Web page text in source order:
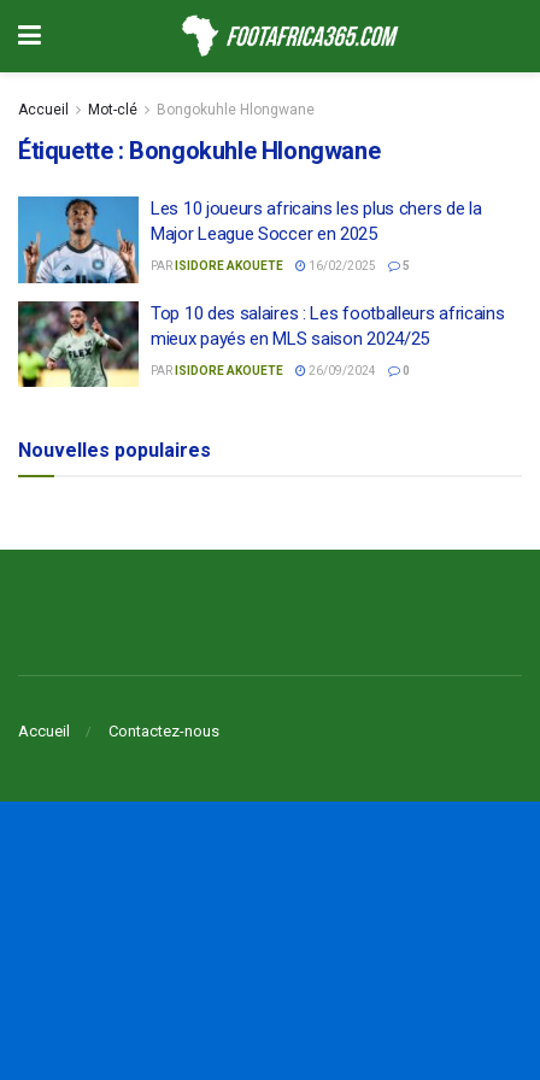
Accueil Mot-clé Bongokuhle Hlongwane
Étiquette : Bongokuhle Hlongwane
Les 10 joueurs africains les plus chers de la
Major League Soccer en 2025
PAR ISIDORE AKOUETE 16/02/2025 5
Top 10 des salaires : Les footballeurs africains
mieux payés en MLS saison 2024/25
PAR ISIDORE AKOUETE 26/09/2024 0
Nouvelles populaires
Accueil Contactez-nous